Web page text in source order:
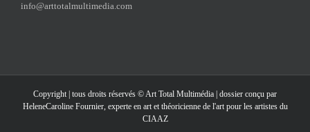
info@arttotalmultimedia.com
Copyright | tous droits réservés ©Art Total Multimédia | dossier conçu par
HeleneCaroline Fournier, experte en art et théoricienne de l'art pour les artistes du
CIAAZ